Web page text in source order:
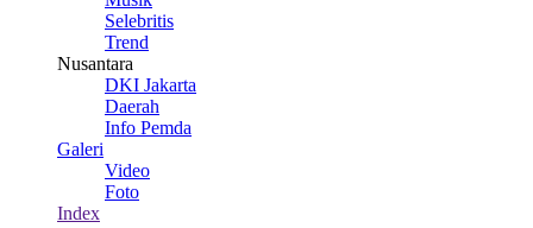
Selebritis
Trend
Nusantara
DKI Jakarta
Daerah
Info Pemda
Galeri
Video
Foto
Index